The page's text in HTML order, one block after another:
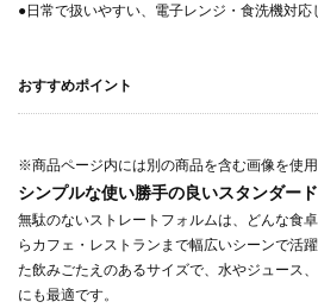
●日常で扱いやすい、電子レンジ・食洗機対応
おすすめポイント
※商品ページ内には別の商品を含む画像を使
シンプルな使い勝手の良いスタンダー
無駄のないストレートフォルムは、どんな食
らカフェ・レストランまで幅広いシーンで活
た飲みごたえのあるサイズで、水やジュース
にも最適です。